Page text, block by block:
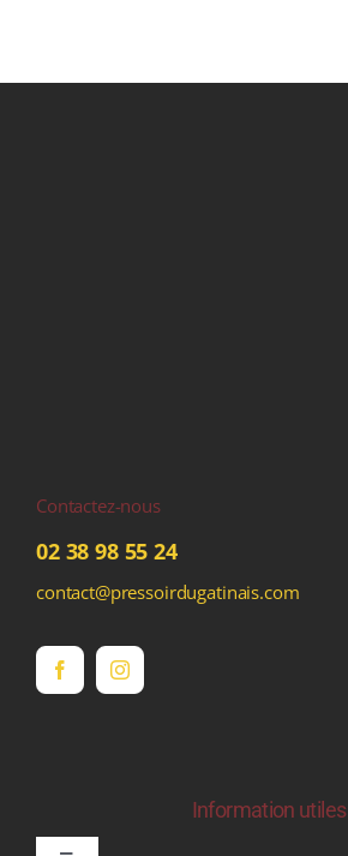
Contactez-nous
02 38 98 55 24
contact@pressoirdugatinais.com
Information utiles